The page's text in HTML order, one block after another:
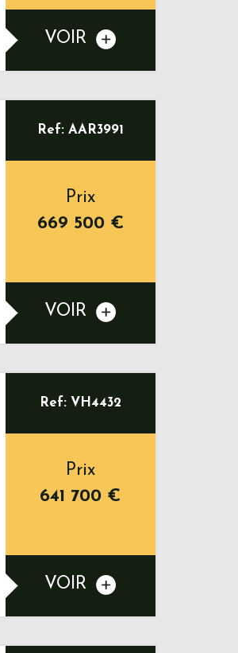
VOIR
Ref: AAR3991
Prix
669 500 €
VOIR
Ref: VH4432
Prix
641 700 €
VOIR